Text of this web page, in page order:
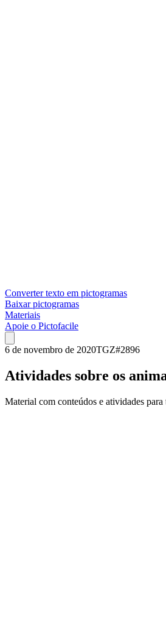
Converter texto em pictogramas
Baixar pictogramas
Materiais
Apoie o Pictofacile
6 de novembro de 2020TGZ#2896
Atividades sobre os
Material com conteúdos e atividades